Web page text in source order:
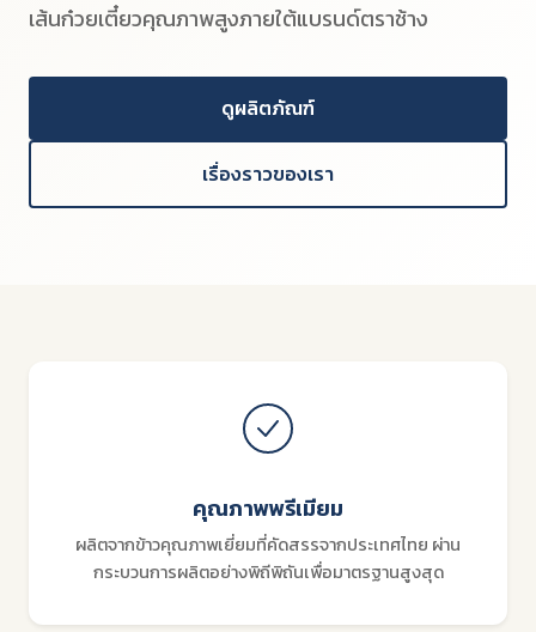
เส้นก๋วยเตี๋ยวคุณภาพสูงภายใต้แบรนด์ตราช้าง
ดูผลิตภัณฑ์
เรื่องราวของเรา
คุณภาพพรีเมียม
ผลิตจากข้าวคุณภาพเยี่ยมที่คัดสรรจากประเทศไทย ผ่าน
กระบวนการผลิตอย่างพิถีพิถันเพื่อมาตรฐานสูงสุด